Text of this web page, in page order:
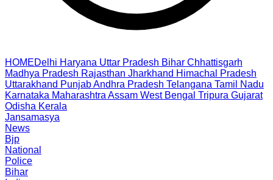
HOMEDelhi Haryana Uttar Pradesh Bihar Chhattisgarh
Madhya Pradesh Rajasthan Jharkhand Himachal Pradesh
Uttarakhand PunjabAndhra Pradesh Telangana Tamil Nadu
Karnataka Maharashtra Assam West Bengal Tripura Gujarat
Odisha Kerala
Jansamasya
News
Bjp
National
Police
Bihar